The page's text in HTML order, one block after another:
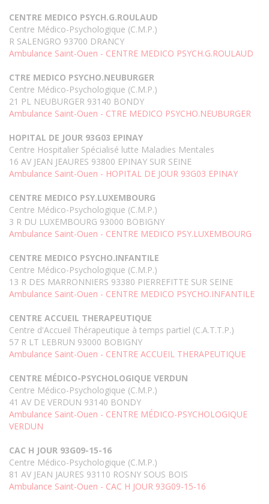
CENTRE MEDICO PSYCH.G.ROULAUD
Centre Médico-Psychologique (C.M.P.)
R SALENGRO 93700 DRANCY
Ambulance Saint-Ouen - CENTRE MEDICO PSYCH.G.ROULAUD
CTRE MEDICO PSYCHO.NEUBURGER
Centre Médico-Psychologique (C.M.P.)
21 PL NEUBURGER 93140 BONDY
Ambulance Saint-Ouen - CTRE MEDICO PSYCHO.NEUBURGER
HOPITAL DE JOUR 93G03 EPINAY
Centre Hospitalier Spécialisé lutte Maladies Mentales
16 AV JEAN JEAURES 93800 EPINAY SUR SEINE
Ambulance Saint-Ouen - HOPITAL DE JOUR 93G03 EPINAY
CENTRE MEDICO PSY.LUXEMBOURG
Centre Médico-Psychologique (C.M.P.)
3 R DU LUXEMBOURG 93000 BOBIGNY
Ambulance Saint-Ouen - CENTRE MEDICO PSY.LUXEMBOURG
CENTRE MEDICO PSYCHO.INFANTILE
Centre Médico-Psychologique (C.M.P.)
13 R DES MARRONNIERS 93380 PIERREFITTE SUR SEINE
Ambulance Saint-Ouen - CENTRE MEDICO PSYCHO.INFANTILE
CENTRE ACCUEIL THERAPEUTIQUE
Centre d'Accueil Thérapeutique à temps partiel (C.A.T.T.P.)
57 R LT LEBRUN 93000 BOBIGNY
Ambulance Saint-Ouen - CENTRE ACCUEIL THERAPEUTIQUE
CENTRE MÉDICO-PSYCHOLOGIQUE VERDUN
Centre Médico-Psychologique (C.M.P.)
41 AV DE VERDUN 93140 BONDY
Ambulance Saint-Ouen - CENTRE MÉDICO-PSYCHOLOGIQUE
VERDUN
CAC H JOUR 93G09-15-16
Centre Médico-Psychologique (C.M.P.)
81 AV JEAN JAURES 93110 ROSNY SOUS BOIS
Ambulance Saint-Ouen - CAC H JOUR 93G09-15-16